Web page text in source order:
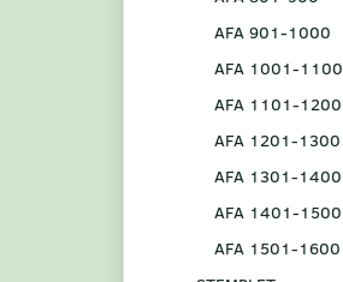
AFA 901-1000
AFA 1001-1100
AFA 1101-1200
AFA 1201-1300
AFA 1301-1400
AFA 1401-1500
AFA 1501-1600